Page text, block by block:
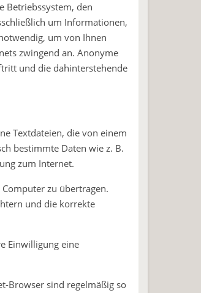
Betriebssystem, den
um Informationen,
um von Ihnen
zwingend an. Anonyme
und die dahinterstehende
Textdateien, die von einem
bestimmte Daten wie z. B.
zum Internet.
zu übertragen.
und die korrekte
Einwilligung eine
Browser sind regelmäßig so